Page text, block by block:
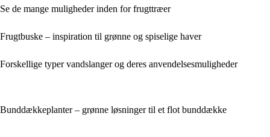
Se de mange muligheder inden for frugttræer
Frugtbuske – inspiration til grønne og spiselige haver
Forskellige typer vandslanger og deres anvendelsesmuligheder
Bunddækkeplanter – grønne løsninger til et flot bunddække